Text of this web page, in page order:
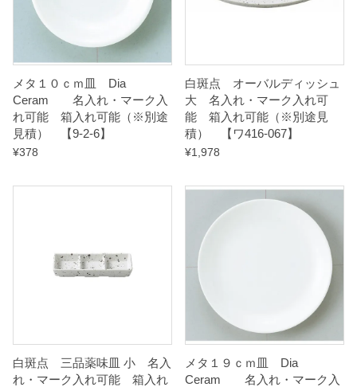
】
q
u
a
n
メタ１０ｃｍ皿 Dia
Ceram 名入れ・マーク入
れ可能 箱入れ可能（※別途
見積） 【9-2-6】
¥378
白斑点 オーバルディッシュ
大 名入れ・マーク入れ可
能 箱入れ可能（※別途見
積） 【ワ416-067】
¥1,978
白斑点 三品薬味皿 小 名入
れ・マーク入れ可能 箱入れ
メタ１９ｃｍ皿 Dia
Ceram 名入れ・マーク入